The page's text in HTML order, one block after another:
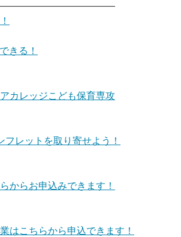
きる！
カレッジこども保育専攻
レットを取り寄せよう！
からお申込みできます！
はこちらから申込できます！